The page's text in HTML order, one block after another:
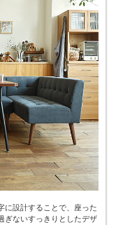
に設計することで、座った
ぎないすっきりとしたデザ